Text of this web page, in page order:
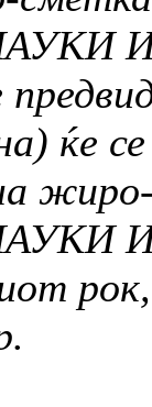
ќе